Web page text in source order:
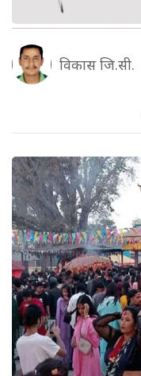
विकास जि.सी.